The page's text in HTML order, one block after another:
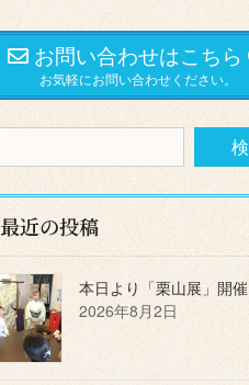
お問い合わせはこちら
お気軽にお問い合わせください。
最近の投稿
本日より「栗山展」開催
2026年8月2日